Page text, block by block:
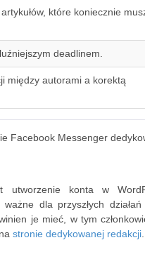
które koniecznie
deadlinem.
między autorami a korektą
Facebook Messenger
utworzenie konta w
dla przyszłych
je mieć, w tym
stronie dedykowanej redakcji